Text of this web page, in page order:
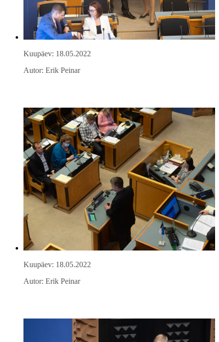
Kuupäev: 18.05.2022
Autor: Erik Peinar
Kuupäev: 18.05.2022
Autor: Erik Peinar